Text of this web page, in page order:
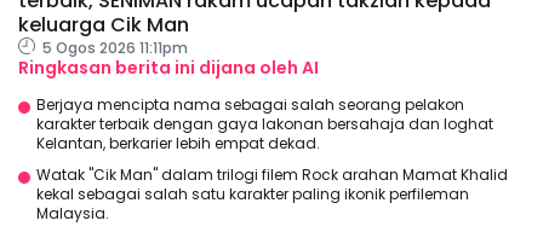
keluarga Cik Man
5 Ogos 2026 11:11pm
Ringkasan berita ini dijana oleh AI
Berjaya mencipta nama sebagai salah seorang pelakon
karakter terbaik dengan gaya lakonan bersahaja dan loghat
Kelantan, berkarier lebih empat dekad.
Watak "Cik Man" dalam trilogi filem Rock arahan Mamat Khalid
kekal sebagai salah satu karakter paling ikonik perfileman
Malaysia.